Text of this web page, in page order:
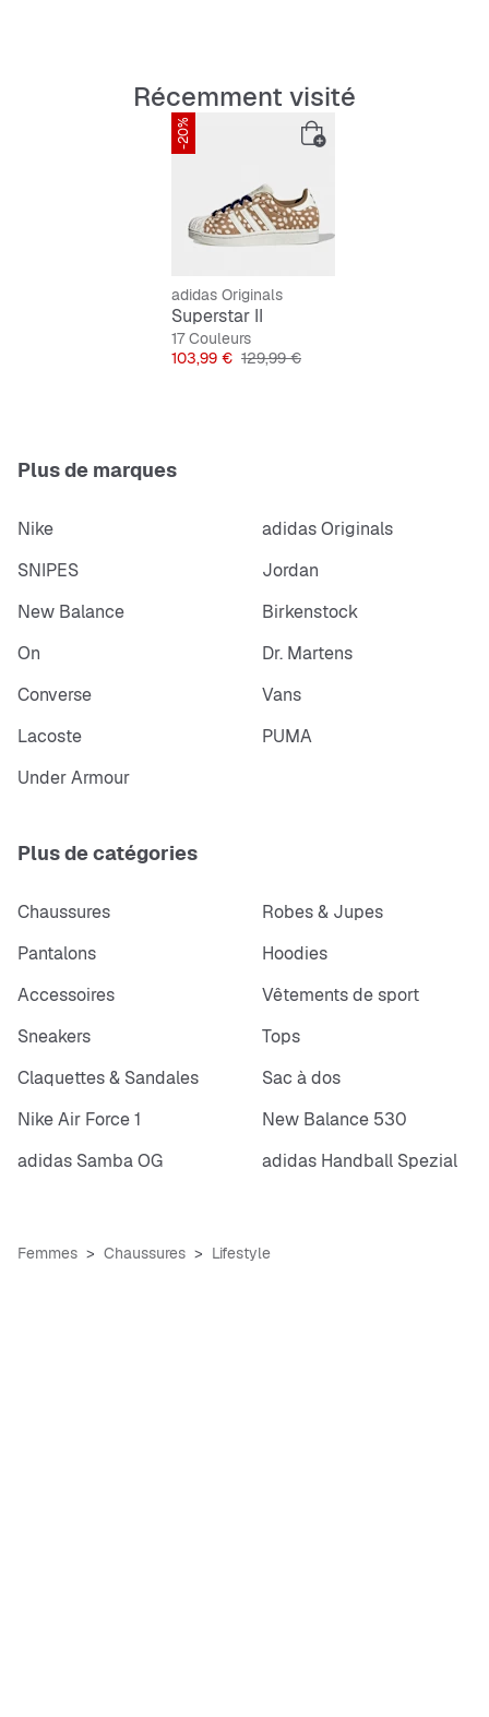
Récemment visité
-20%
adidas Originals
Superstar II
17 Couleurs
Prix
103,99 € Prix original
129,99 €
Plus de marques
Nike
adidas Originals
SNIPES
Jordan
New Balance
Birkenstock
On
Dr. Martens
Converse
Vans
Lacoste
PUMA
Under Armour
Plus de catégories
Chaussures
Robes & Jupes
Pantalons
Hoodies
Accessoires
Vêtements de sport
Sneakers
Tops
Claquettes & Sandales
Sac à dos
Nike Air Force 1
New Balance 530
adidas Samba OG
adidas Handball Spezial
Femmes Chaussures Lifestyle